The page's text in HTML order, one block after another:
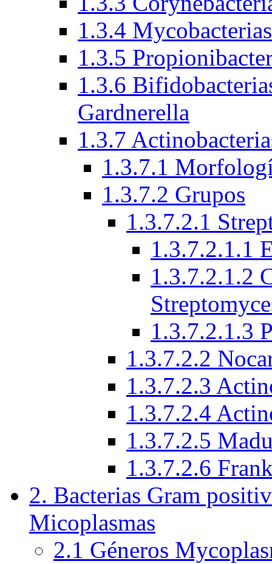
1.3.4
1.3.5
1.3.6
Gardnerella
1.3.7
1.3.7.1
1.3.7.2 Grupos
1.3.7.2.1
1.3.7.2.1.1
1.3.7.2.1.2
1.3.7.2.1.3
1.3.7.2.2
1.3.7.2.3
1.3.7.2.4
1.3.7.2.5
1.3.7.2.6
2. Bacterias Gram
Micoplasmas
2.1 Géneros